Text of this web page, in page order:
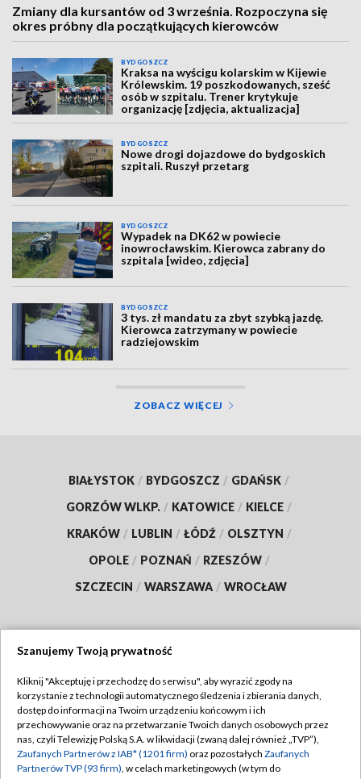
Zmiany dla kursantów od 3 września. Rozpoczyna się
okres próbny dla początkujących kierowców
BYDGOSZCZ
Kraksa na wyścigu kolarskim w Kijewie
Królewskim. 19 poszkodowanych, sześć
osób w szpitalu. Trener krytykuje
organizację [zdjęcia, aktualizacja]
BYDGOSZCZ
Nowe drogi dojazdowe do bydgoskich
szpitali. Ruszył przetarg
BYDGOSZCZ
Wypadek na DK62 w powiecie
inowrocławskim. Kierowca zabrany do
szpitala [wideo, zdjęcia]
BYDGOSZCZ
3 tys. zł mandatu za zbyt szybką jazdę.
Kierowca zatrzymany w powiecie
radziejowskim
ZOBACZ WIĘCEJ
BIAŁYSTOK / BYDGOSZCZ / GDAŃSK /
GORZÓW WLKP. / KATOWICE / KIELCE /
KRAKÓW / LUBLIN / ŁÓDŹ / OLSZTYN /
OPOLE / POZNAŃ / RZESZÓW /
SZCZECIN / WARSZAWA / WROCŁAW
TVP
Abonament TVP
Emisja w TVP
Regulamin TVP
Polityka prywatności
Szanujemy Twoją prywatność
Kliknij "Akceptuję i przechodzę do serwisu", aby wyrazić zgody na
korzystanie z technologii automatycznego śledzenia i zbierania danych,
dostęp do informacji na Twoim urządzeniu końcowym i ich
przechowywanie oraz na przetwarzanie Twoich danych osobowych przez
nas, czyli Telewizję Polską S.A. w likwidacji (zwaną dalej również „TVP”),
Zaufanych Partnerów z IAB* (1201 firm) oraz pozostałych Zaufanych
Partnerów TVP (93 firm), w celach marketingowych (w tym do